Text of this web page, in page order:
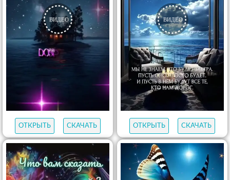
ОТКРЫТЬ СКАЧАТЬ ОТКРЫТЬ СКАЧАТЬ